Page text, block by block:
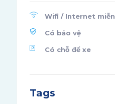
Wifi / Internet
Có bảo vệ
Có chỗ để xe
Tags